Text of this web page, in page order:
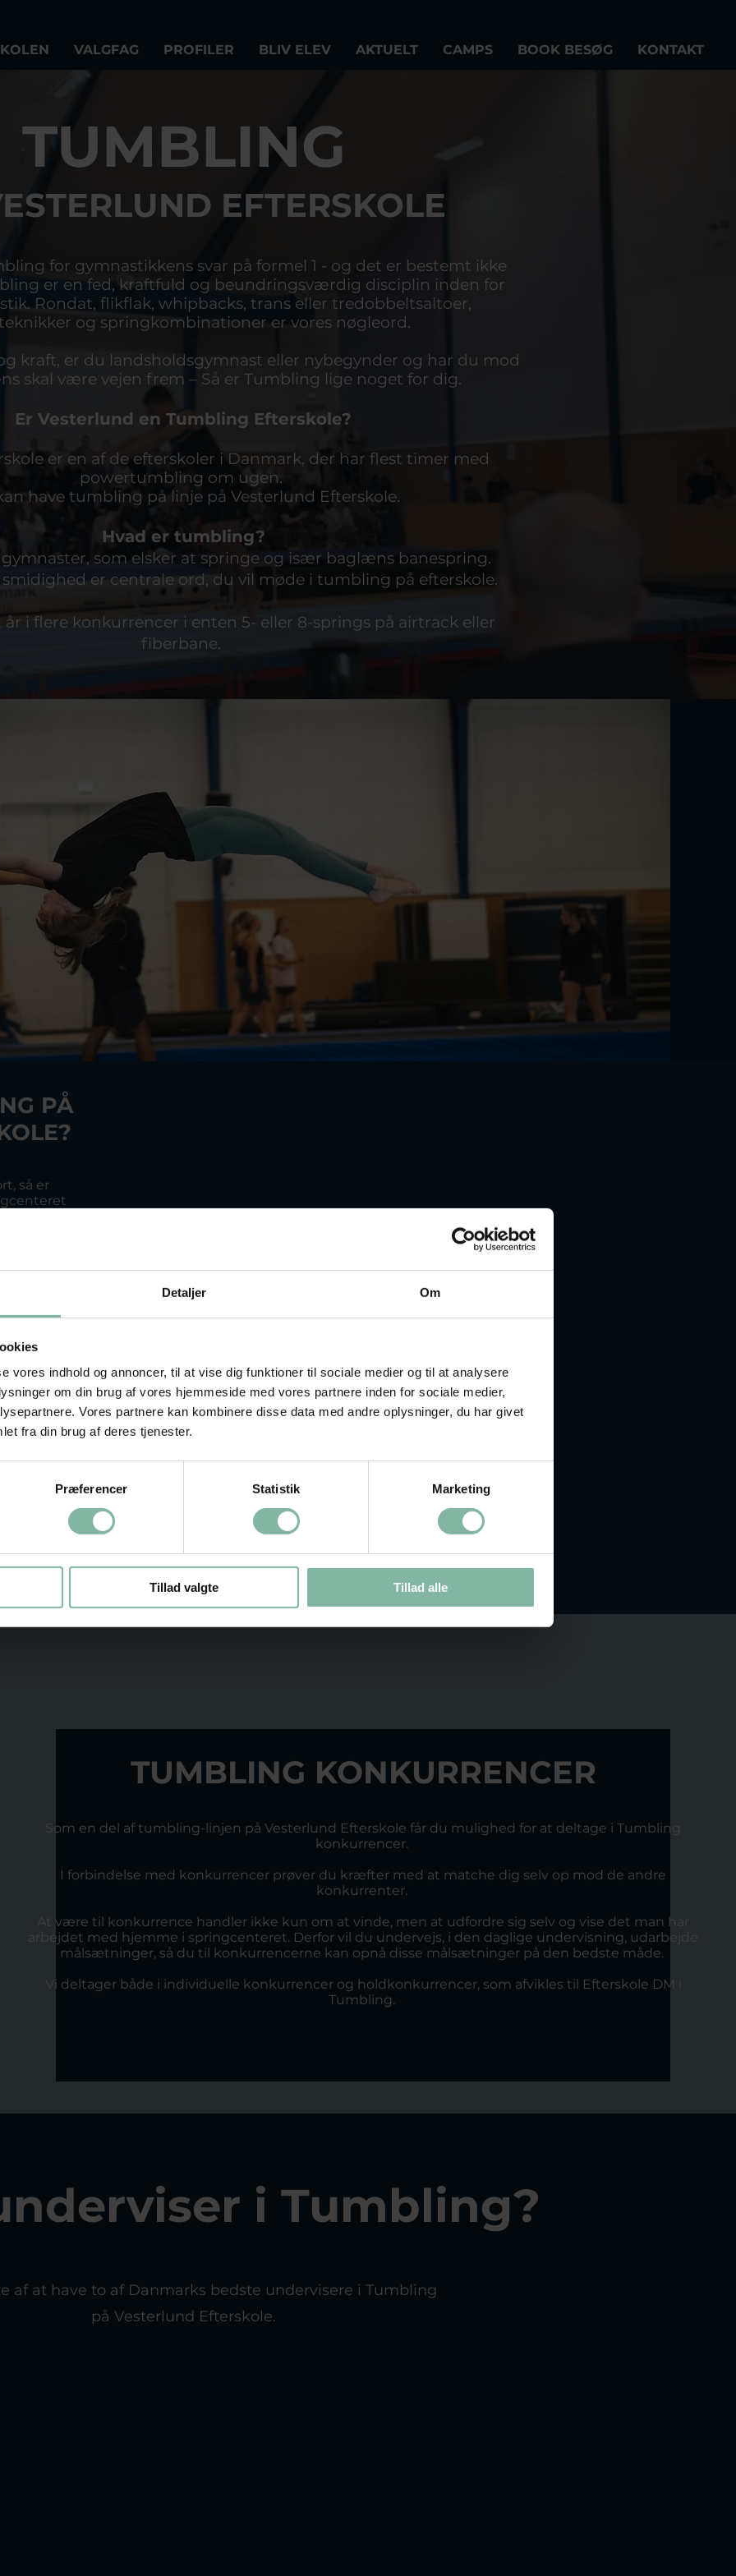
Detaljer Om
vores indhold og annoncer, til at vise dig funktioner til sociale medier og til at analysere
om din brug af vores hjemmeside med vores partnere inden for sociale medier,
Vores partnere kan kombinere disse data med andre oplysninger, du har givet
fra din brug af deres tjenester.
Præferencer Statistik Marketing
Tillad valgte Tillad alle
VALGFAG PROFILER BLIV ELEV AKTUELT CAMPS BOOK BESØG KONTAKT
TUMBLING
EFTERSKOLE
for gymnastikkens svar på formel 1 - og det er bestemt ikke
er en fed, kraftfuld og beundringsværdig disciplin inden for
Rondat, flikflak, whipbacks, trans eller tredobbeltsaltoer,
og springkombinationer er vores nøgleord.
kraft, er du landsholdsgymnast eller nybegynder og har du mod
skal være vejen frem – Så er Tumbling lige noget for dig.
Er Vesterlund en Tumbling Efterskole?
er en af de efterskoler i Danmark, der har flest timer med
powertumbling om ugen.
have tumbling på linje på Vesterlund Efterskole.
Hvad er tumbling?
som elsker at springe og især baglæns banespring.
smidighed er centrale ord, du vil møde i tumbling på efterskole.
i flere konkurrencer i enten 5- eller 8-springs på airtrack eller
fiberbane.
PÅ
så er
et stærkt
til at
der er
at træne
hvad
dobbelt
eller
at træne
eller
for at
Om
dine
vil altid
skal du
selv.
TUMBLING KONKURRENCER
Som en del af tumbling-linjen på Vesterlund Efterskole får du mulighed for at deltage i Tumbling
konkurrencer.
I forbindelse med konkurrencer prøver du kræfter med at matche dig selv op mod de andre
konkurrenter.
At være til konkurrence handler ikke kun om at vinde, men at udfordre sig selv og vise det man har
arbejdet med hjemme i springcenteret. Derfor vil du undervejs, i den daglige undervisning, udarbejde
målsætninger, så du til konkurrencerne kan opnå disse målsætninger på den bedste måde.
Vi deltager både i individuelle konkurrencer og holdkonkurrencer, som afvikles til Efterskole DM i
Tumbling.
i Tumbling?
af at have to af Danmarks bedste undervisere i Tumbling
på Vesterlund Efterskole.